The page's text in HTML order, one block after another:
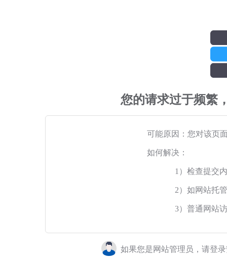
您的请求过于频繁
可能原因：您对该页
如何解决：
1）检查提交
2）如网站托
3）普通网站
如果您是网站管理员，请登